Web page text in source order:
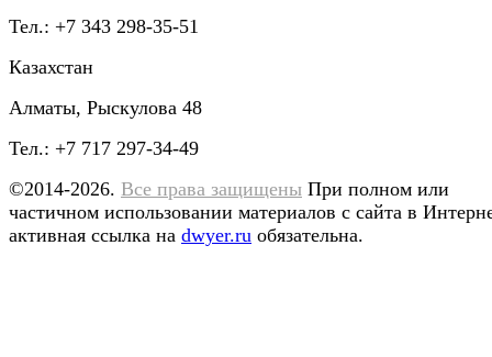
Тел.: +7 343 298-35-51
Казахстан
Алматы, Рыскулова 48
Тел.: +7 717 297-34-49
©2014-2026. Все права защищены При полном или
частичном использовании материалов с сайта в
активная ссылка на dwyer.ru обязательна.